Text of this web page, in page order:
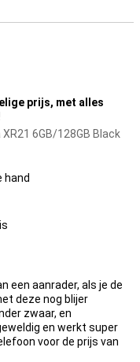
prijs, met alles
6GB/128GB Black
hand
een aanrader, als je de
deze nog blijer
zwaar, en
en werkt super
voor de prijs van